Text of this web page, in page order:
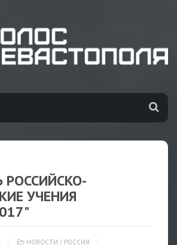
РОССИЙСКО-
УЧЕНИЯ
НОВОСТИ / РОССИЯ